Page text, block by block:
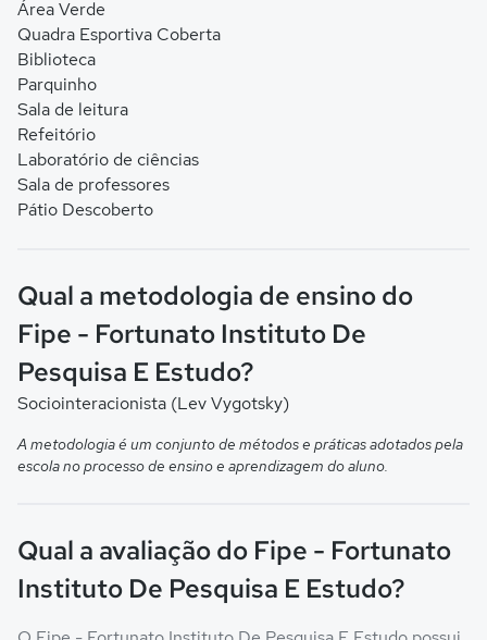
Área Verde
Quadra Esportiva Coberta
Biblioteca
Parquinho
Sala de leitura
Refeitório
Laboratório de ciências
Sala de professores
Pátio Descoberto
Qual a metodologia de ensino do
Fipe - Fortunato Instituto De
Pesquisa E Estudo?
Sociointeracionista (Lev Vygotsky)
A metodologia é um conjunto de métodos e práticas adotados pela
escola no processo de ensino e aprendizagem do aluno.
Qual a avaliação do Fipe - Fortunato
Instituto De Pesquisa E Estudo?